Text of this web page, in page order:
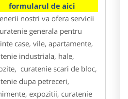
formularul de aici
nostri va ofera servicii
generala pentru
case, vile, apartamente,
industriala, hale,
curatenie scari de bloc,
dupa petreceri,
expozitii, curatenie